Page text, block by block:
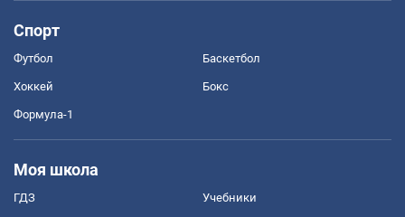
Спорт
Футбол Баскетбол
Хоккей Бокс
Формула-1
Моя школа
ГДЗ Учебники